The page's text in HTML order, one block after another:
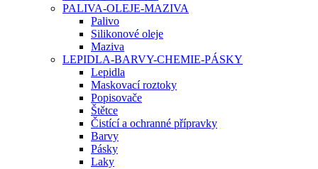
PALIVA-OLEJE-MAZIVA
Palivo
Silikonové oleje
Maziva
LEPIDLA-BARVY-CHEMIE-PÁSKY
Lepidla
Maskovací roztoky
Popisovače
Štětce
Čistící a ochranné přípravky
Barvy
Pásky
Laky